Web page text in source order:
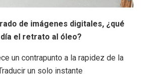
de imágenes digitales, ¿qué
el retrato al óleo?
un contrapunto a la rapidez de la
un solo instante